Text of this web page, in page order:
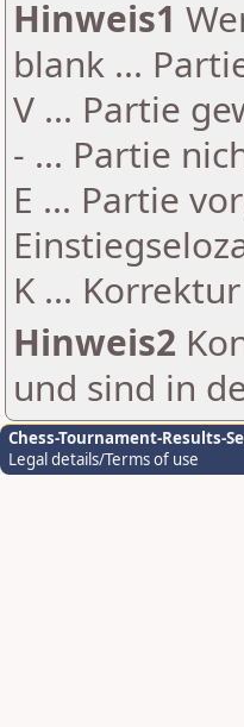
Hinweis1
blank ...
V ... Partie
- ... Partie
E ... Partie
K ...
Hinweis2
und sind in
Chess-Tournament-Results-
Legal details/Terms of use